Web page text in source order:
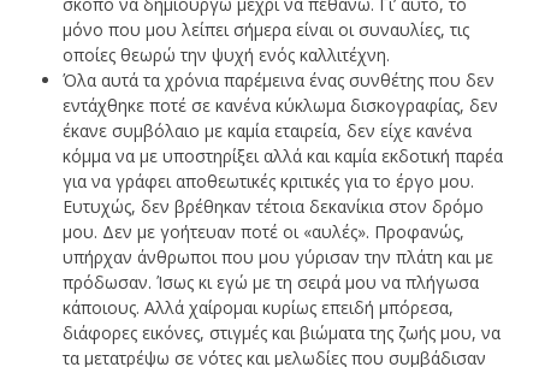
μόνο που μου λείπει σήμερα είναι οι συναυλίες, τις
οποίες θεωρώ την ψυχή ενός καλλιτέχνη.
Όλα αυτά τα χρόνια παρέμεινα ένας συνθέτης που δεν
εντάχθηκε ποτέ σε κανένα κύκλωμα δισκογραφίας, δεν
έκανε συμβόλαιο με καμία εταιρεία, δεν είχε κανένα
κόμμα να με υποστηρίξει αλλά και καμία εκδοτική παρέα
για να γράφει αποθεωτικές κριτικές για το έργο μου.
Ευτυχώς, δεν βρέθηκαν τέτοια δεκανίκια στον δρόμο
μου. Δεν με γοήτευαν ποτέ οι «αυλές». Προφανώς,
υπήρχαν άνθρωποι που μου γύρισαν την πλάτη και με
πρόδωσαν. Ίσως κι εγώ με τη σειρά μου να πλήγωσα
κάποιους. Αλλά χαίρομαι κυρίως επειδή μπόρεσα,
διάφορες εικόνες, στιγμές και βιώματα της ζωής μου, να
τα μετατρέψω σε νότες και μελωδίες που συμβάδισαν